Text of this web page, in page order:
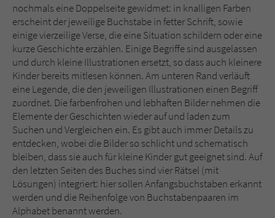
nochmals eine Doppelseite gewidmet: in knalligen Farben
erscheint der jeweilige Buchstabe in fetter Schrift, sowie
einige vierzeilige Verse, die eine Situation schildern oder eine
kurze Geschichte erzählen. Einige Begriffe sind ausgelassen
und durch kleine Illustrationen ersetzt, so dass auch kleinere
Kinder bereits mitlesen können. Am unteren Rand verläuft
eine Legende, die den jeweiligen Illustrationen einen Begriff
zuordnet. Die farbenfrohen und lebhaften Bilder nehmen die
Elemente der Geschichten wieder auf und laden zum
Suchen und Vergleichen ein. Es gibt auch immer Details zu
entdecken, wobei die Bilder so schlicht und schematisch
bleiben, dass sie auch für kleine Kinder gut geeignet sind. Auf
den letzten Seiten des Buches sind vier Rätsel (mit
Lösungen) integriert: hier sollen Anfangsbuchstaben erkannt
werden und die Reihenfolge von Buchstabenpaaren im
Alphabet benannt werden.